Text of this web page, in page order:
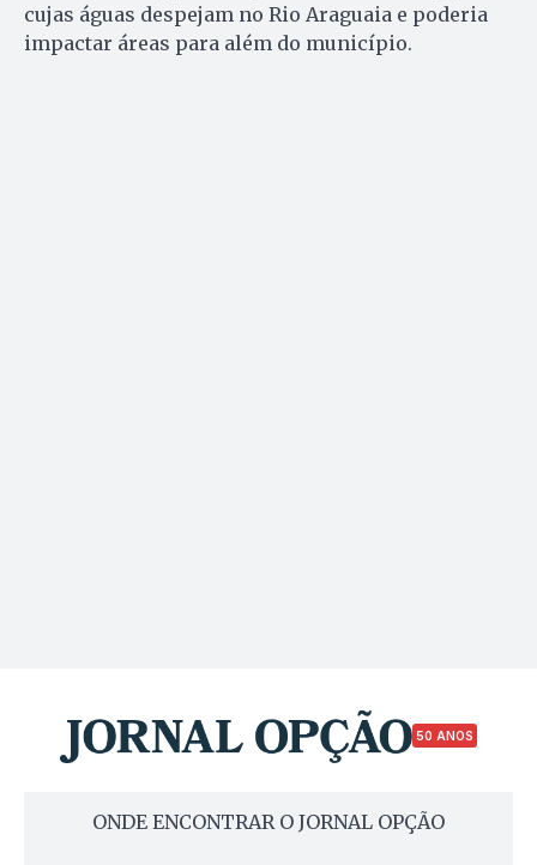
cujas águas despejam no Rio Araguaia e poderia
impactar áreas para além do município.
50 ANOS
ONDE ENCONTRAR O JORNAL OPÇÃO